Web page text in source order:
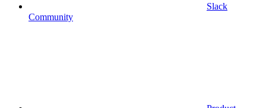
Slack
Community